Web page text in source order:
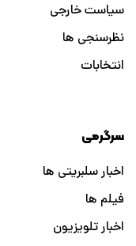
سیاست خارجی
نظرسنجی ها
انتخابات
سرگرمی
اخبار سلبریتی ها
فیلم ها
اخبار تلویزیون